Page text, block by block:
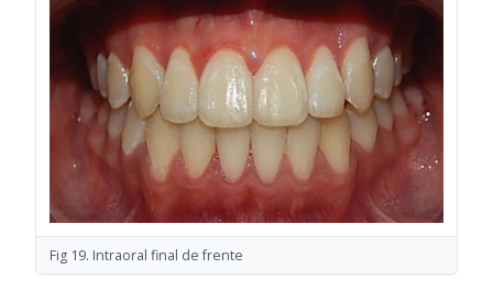
Fig 19. Intraoral final de frente